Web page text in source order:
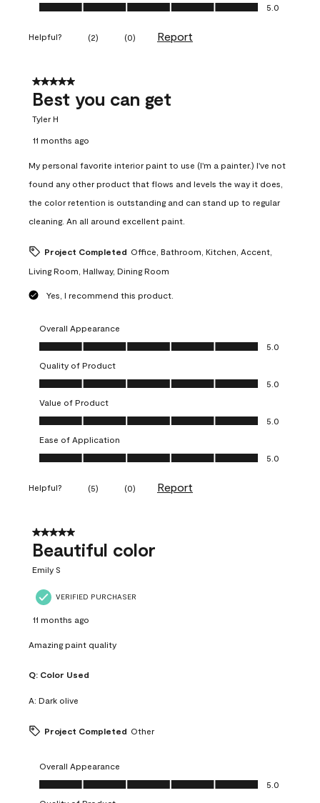
Ease of Application, 5.0 out of 5
5.0
Helpful? (2) (0) Report
5 out of 5 stars.
Best you can get
Tyler H
11 months ago
My personal favorite interior paint to use (I'm a painter.) I've not
found any other product that flows and levels the way it does,
the color retention is outstanding and can stand up to regular
cleaning. An all around excellent paint.
Project Completed Office, Bathroom, Kitchen, Accent,
Living Room, Hallway, Dining Room
Yes, I recommend this product.
Overall Appearance
Overall Appearance, 5.0 out of 5
5.0
Quality of Product
Quality of Product, 5.0 out of 5
5.0
Value of Product
Value of Product, 5.0 out of 5
5.0
Ease of Application
Ease of Application, 5.0 out of 5
5.0
Helpful? (5) (0) Report
5 out of 5 stars.
Beautiful color
Emily S
VERIFIED PURCHASER
11 months ago
Amazing paint quality
Q: Color Used
A: Dark olive
Project Completed Other
Overall Appearance
Overall Appearance, 5.0 out of 5
5.0